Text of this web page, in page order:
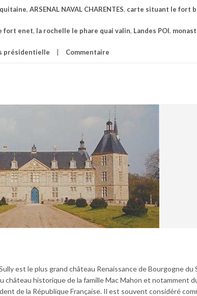
, ARSENAL NAVAL CHARENTES, carte situant le fort
fort enet, la rochelle le phare quai valin, Landes POI,
présidentielle Commentaire
est le plus grand château Renaissance de Bourgogne du
château historique de la famille Mac Mahon et notamment
de la République Française. Il est souvent considéré